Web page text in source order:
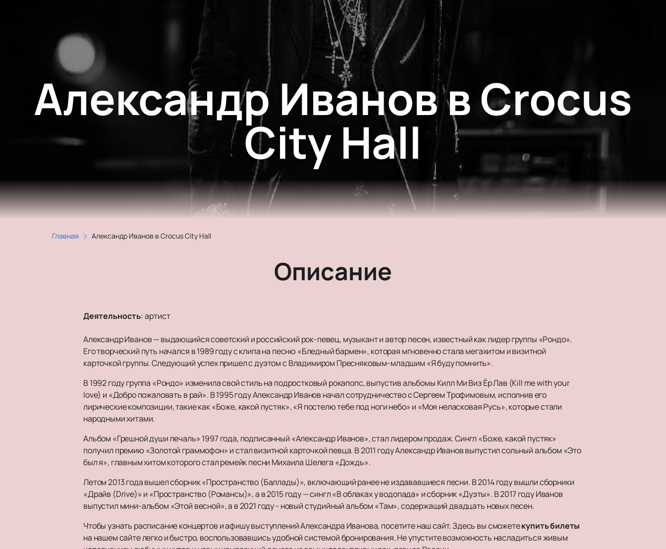
Александр Иванов в Crocus
City Hall
Главная Александр Иванов в Crocus City Hall
Описание
Деятельность:артист
Александр Иванов — выдающийся советский и российский рок-певец, музыкант и автор песен, известный как лидер группы «Рондо».
Его творческий путь начался в 1989 году с клипа на песню «Бледный бармен», которая мгновенно стала мегахитом и визитной
карточкой группы. Следующий успех пришел с дуэтом с Владимиром Пресняковым-младшим «Я буду помнить».
В 1992 году группа «Рондо» изменила свой стиль на подростковый рокапопс, выпустив альбомы Килл Ми Виз Ёр Лав (Kill me with your
love) и «Добро пожаловать в рай». В 1995 году Александр Иванов начал сотрудничество с Сергеем Трофимовым, исполнив его
лирические композиции, такие как «Боже, какой пустяк», «Я постелю тебе под ноги небо» и «Моя неласковая Русь», которые стали
народными хитами.
Альбом «Грешной души печаль» 1997 года, подписанный «Александр Иванов», стал лидером продаж. Сингл «Боже, какой пустяк»
получил премию «Золотой граммофон» и стал визитной карточкой певца. В 2011 году Александр Иванов выпустил сольный альбом «Это
был я», главным хитом которого стал ремейк песни Михаила Шелега «Дождь».
Летом 2013 года вышел сборник «Пространство (Баллады)», включающий ранее не издававшиеся песни. В 2014 году вышли сборники
«Драйв (Drive)» и «Пространство (Романсы)», а в 2015 году — сингл «В облаках у водопада» и сборник «Дуэты». В 2017 году Иванов
выпустил мини-альбом «Этой весной», а в 2021 году - новый студийный альбом «Там», содержащий двадцать новых песен.
Чтобы узнать расписание концертов и афишу выступлений Александра Иванова, посетите наш сайт. Здесь вы сможетекупить билеты
на нашем сайте легко и быстро, воспользовавшись удобной системой бронирования. Не упустите возможность насладиться живым